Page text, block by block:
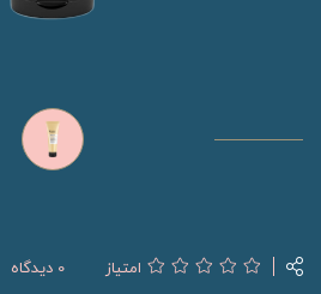
امتیاز 0 دیدگاه